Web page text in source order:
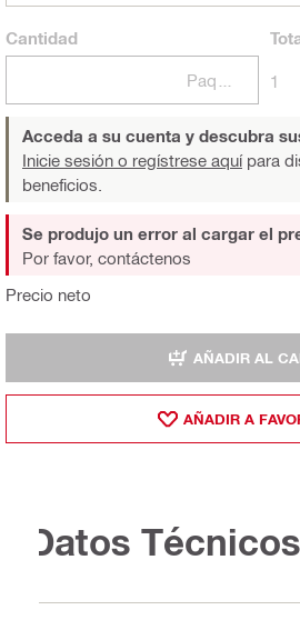
Cantidad
1
Acceda a su cuenta y descubra
Inicie sesión o regístrese aquípara
beneficios.
Precio neto
Se produjo un error al cargar el
Por favor, contáctenos
AÑADIR AL
AÑADIR A
Datos Técnicos